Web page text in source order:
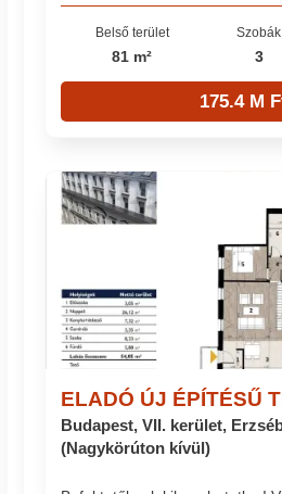
Belső terület
81 m²
Szobák
3
175.4 M
ELADÓ ÚJ ÉPÍTÉSŰ
Budapest, VII. kerület,
(Nagykörúton kívül)